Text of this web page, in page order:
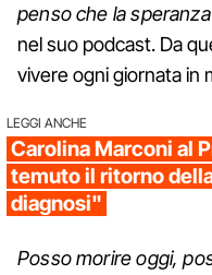
penso che la
nel suo podcast. Da
vivere ogni giornata in
LEGGI ANCHE
Carolina Marconi al
temuto il ritorno
diagnosi"
Posso morire oggi,